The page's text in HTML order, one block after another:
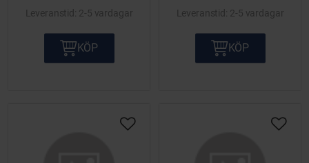
2-5 vardagar
KÖP
2-5 vardagar
KÖP
Lägg till i önskelista Lägg